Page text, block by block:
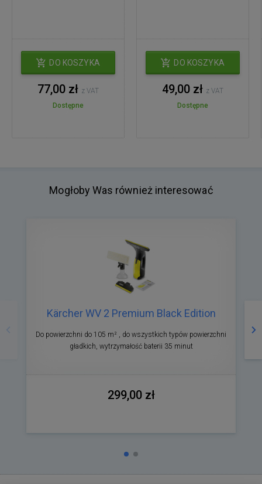
DO KOSZYKA
77,00 zł z VAT
Dostępne
DO KOSZYKA
49,00 zł z VAT
Dostępne
Mogłoby Was również interesować
Kärcher WV 2 Premium Black Edition
Do powierzchni do 105 m² , do wszystkich typów powierzchni
gładkich, wytrzymałość baterii 35 minut
299,00 zł